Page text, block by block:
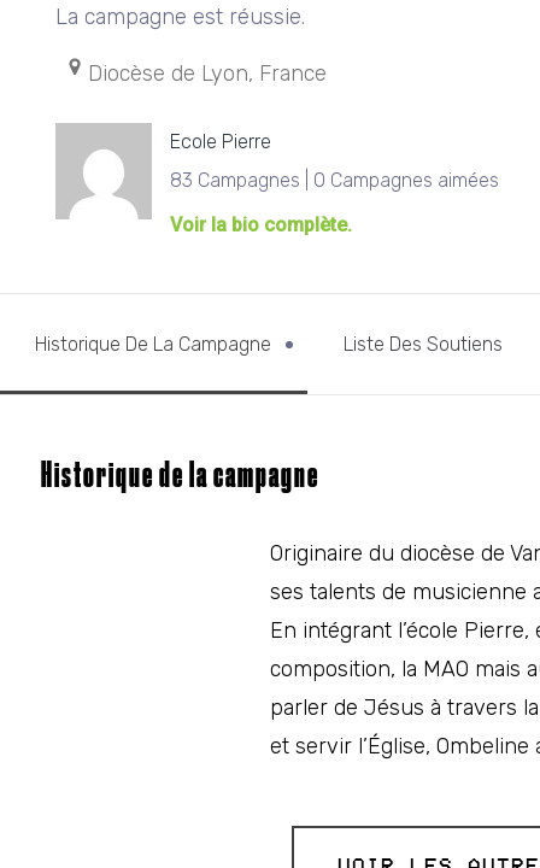
La campagne est réussie.
Diocèse de Lyon, France
Ecole Pierre
83 Campagnes | 0 Campagnes aimées
Voir la bio complète.
Historique De La Campagne Liste Des Soutiens
Historique de la campagne
Originaire du diocèse de
ses talents de musicienne
En intégrant l’école
composition, la MAO mais
parler de Jésus à travers
et servir l’Église,